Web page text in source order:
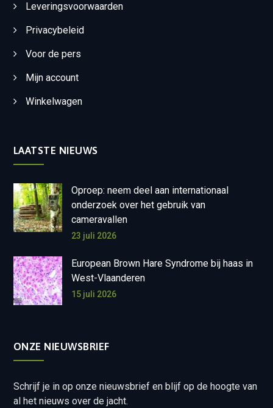
Leveringsvoorwaarden
Privacybeleid
Voor de pers
Mijn account
Winkelwagen
LAATSTE NIEUWS
Oproep: neem deel aan internationaal
onderzoek over het gebruik van
cameravallen
23 juli 2026
European Brown Hare Syndrome bij haas in
West-Vlaanderen
15 juli 2026
ONZE NIEUWSBRIEF
Schrijf je in op onze nieuwsbrief en blijf op de hoogte van
al het nieuws over de jacht.